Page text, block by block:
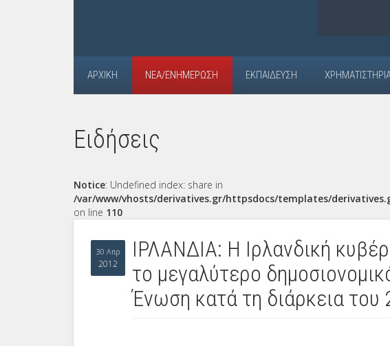
ΑΡΧΙΚΉ ΝΈΑ/ΕΝΗΜΈΡΩΣΗ ΕΚΠΑΊΔΕΥΣΗ
Ειδήσεις
Notice: Undefined index: share in
/var/www/vhosts/derivatives.gr/httpsdocs/templates/
on line 110
30 Απρ
2012
ΙΡΛΑΝΔΙΑ: Η Ιρλανδική
το μεγαλύτερο
Ένωση κατά τη διάρκεια του